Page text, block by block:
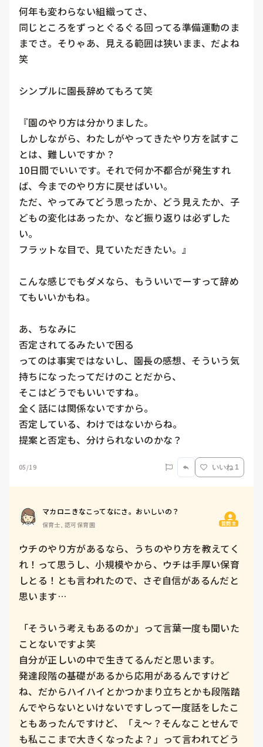
何年も変わらない組織ってさ、
同じところをずっとぐるぐる回ってる準備運動のま
までさ。そりゃあ、見える範囲は狭いまま、だよね
笑
シンプルに園長辞めてもろて笑
『園のやり方は分かりました。
しかしながら、わたしがやってきたやり方を試すこ
とは、難しいですか？
10日間でいいです。それで何か不都合が発生すれ
ば、今までのやり方に戻せばいい。
ただ、やってみてどう思ったか、どう見えたか、子
どもの変化はあったか、など振り返りは必ずした
い。
フラットな目で、見ていただきたい。』
こんな感じでもダメなら、もういいでーすって辞め
てもいいかもね。
あ、ちなみに
否定されてるみたいで困る
ってのは事実ではないし、園長の感想、そういう気
持ちになったってだけのことだから、
そこはどうでもいいですね。
全く話には関係ないですから。
否定している、わけではないからね。
提案と否定も、分けられないのかな？
05/19 いいね 1
マカロニきなこってなにさ。おいしいの？
保育士, 認可保育園 質問主
ウチのやり方があるなら、うちのやり方を教えてく
れ！って思うし、小規模やから、ウチは手厚い保育
しとる！とも言われたので、さぞ自信があるんだと
思います…
「そういう考えもあるのか」って言葉一度も聞いた
ことないですよ笑
自分が正しいの中で生きてるんだと思います。
発達段階の基礎があるから応用があるんですけど
ね、だからハイハイとかつかまり立ちとかも段階踏
んでやらないといけないですしって一度話をしたこ
ともあったんですけど、「え〜？そんなことせんで
も私ここまで大きくなったよ？」って言われてどう